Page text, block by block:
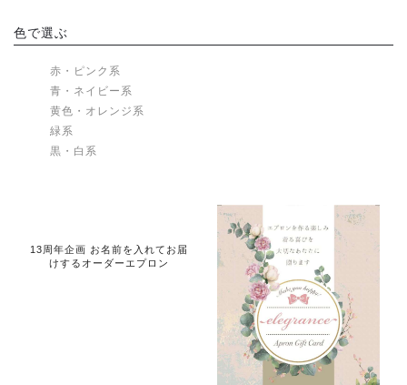
色で選ぶ
赤・ピンク系
青・ネイビー系
黄色・オレンジ系
緑系
黒・白系
13周年企画 お名前を入れてお届
けするオーダーエプロン